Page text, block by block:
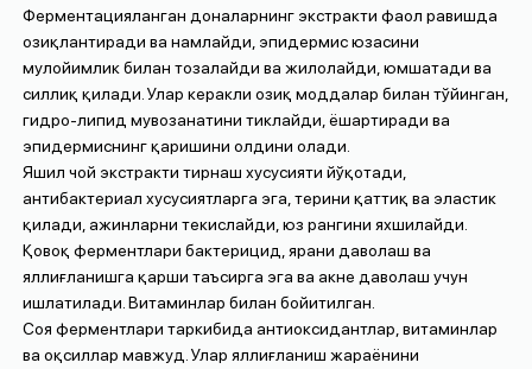
Ферментацияланган доналарнинг экстракти фаол равишда
озиқлантиради ва намлайди, эпидермис юзасини
мулойимлик билан тозалайди ва жилолайди, юмшатади ва
силлиқ қилади. Улар керакли озиқ моддалар билан тўйинган,
гидро-липид мувозанатини тиклайди, ёшартиради ва
эпидермиснинг қаришини олдини олади.
Яшил чой экстракти тирнаш хусусияти йўқотади,
антибактериал хусусиятларга эга, терини қаттиқ ва эластик
қилади, ажинларни текислайди, юз рангини яхшилайди.
Қовоқ ферментлари бактерицид, ярани даволаш ва
яллиғланишга қарши таъсирга эга ва акне даволаш учун
ишлатилади. Витаминлар билан бойитилган.
Соя ферментлари таркибида антиоксидантлар, витаминлар
ва оқсиллар мавжуд. Улар яллиғланиш жараёнини